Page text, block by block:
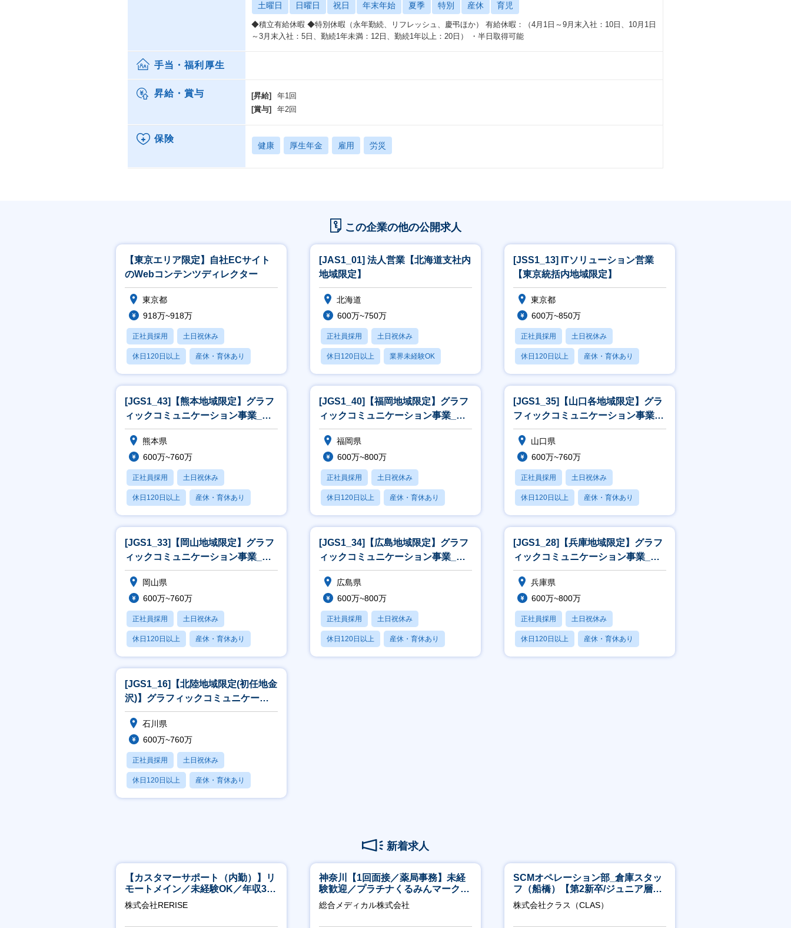
土曜日 日曜日 祝日 年末年始 夏季 特別 産休 育児
◆積立有給休暇 ◆特別休暇（永年勤続、リフレッシュ、慶弔ほか） 有給休暇：（4月1日～9月末入社：10日、10月1日
～3月末入社：5日、勤続1年未満：12日、勤続1年以上：20日） ・半日取得可能
手当・福利厚生
昇給・賞与 [昇給]
年1回
[賞与]
年2回
保険
健康 厚生年金 雇用 労災
この企業の他の公開求人
【東京エリア限定】自社ECサイト
のWebコンテンツディレクター
東京都
918万~918万
正社員採用 土日祝休み
休日120日以上 産休・育休あり
月残業20時間以内
[JAS1_01] 法人営業【北海道支社内
地域限定】
北海道
600万~750万
正社員採用 土日祝休み
休日120日以上 業界未経験OK
産休・育休あり
[JSS1_13] ITソリューション営業
【東京統括内地域限定】
東京都
600万~850万
正社員採用 土日祝休み
休日120日以上 産休・育休あり
月残業20時間以内
[JGS1_43]【熊本地域限定】グラフ
ィックコミュニケーション事業_営
業[WEB面接可]
熊本県
600万~760万
正社員採用 土日祝休み
休日120日以上 産休・育休あり
月残業20時間以内
[JGS1_40]【福岡地域限定】グラフ
ィックコミュニケーション事業_営
業[WEB面接可]
福岡県
600万~800万
正社員採用 土日祝休み
休日120日以上 産休・育休あり
月残業20時間以内
[JGS1_35]【山口各地域限定】グラ
フィックコミュニケーション事業_
営業[WEB面接可]
山口県
600万~760万
正社員採用 土日祝休み
休日120日以上 産休・育休あり
月残業20時間以内
[JGS1_33]【岡山地域限定】グラフ
ィックコミュニケーション事業_営
業[WEB面接可]
岡山県
600万~760万
正社員採用 土日祝休み
休日120日以上 産休・育休あり
月残業20時間以内
[JGS1_34]【広島地域限定】グラフ
ィックコミュニケーション事業_営
業[WEB面接可]
広島県
600万~800万
正社員採用 土日祝休み
休日120日以上 産休・育休あり
月残業20時間以内
[JGS1_28]【兵庫地域限定】グラフ
ィックコミュニケーション事業_営
業[WEB面接可]
兵庫県
600万~800万
正社員採用 土日祝休み
休日120日以上 産休・育休あり
月残業20時間以内
[JGS1_16]【北陸地域限定(初任地金
沢)】グラフィックコミュニケーシ
ョン事業_営業[WEB面接
石川県
600万~760万
正社員採用 土日祝休み
休日120日以上 産休・育休あり
月残業20時間以内
新着求人
【カスタマーサポート（内勤）】リ
モートメイン／未経験OK／年収340
万～／年間休日125日
株式会社RERISE
神奈川【1回面接／薬局事務】未経
験歓迎／プラチナくるみんマーク取
得／月平均残業13h／年休126日
総合メディカル株式会社
SCMオペレーション部_倉庫スタッ
フ（船橋）【第2新卒/ジュニア層歓
迎】
株式会社クラス（CLAS）